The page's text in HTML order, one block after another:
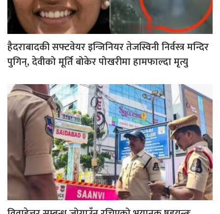
हैदराबादकी सफ्टवेयर इन्जिनियर तेजस्विनी निर्वस्त्र मन्दिर
पुगिन्, देवीको मूर्ति बोकेर पोखरीमा हामफाल्दा मृत्यु